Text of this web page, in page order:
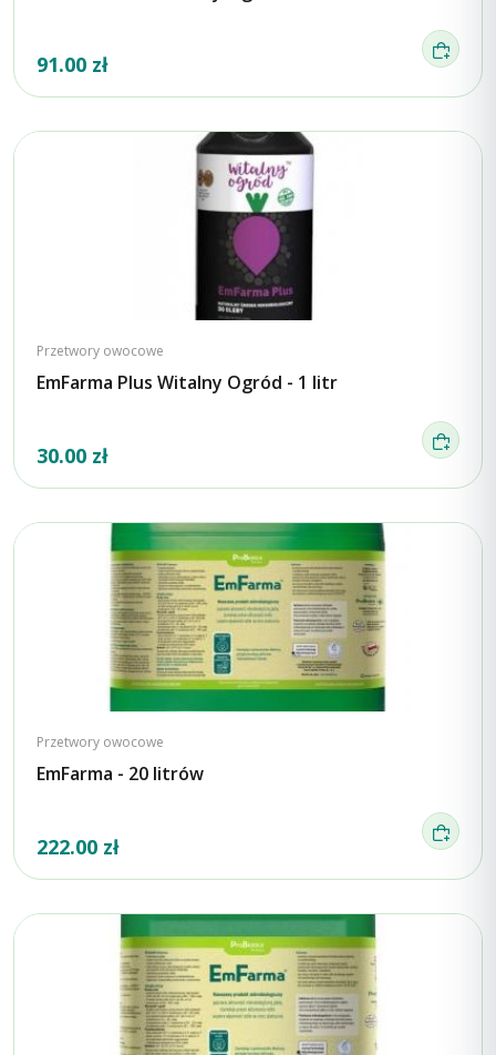
91.00 zł
Przetwory owocowe
EmFarma Plus Witalny Ogród - 1 litr
30.00 zł
Przetwory owocowe
EmFarma - 20 litrów
222.00 zł